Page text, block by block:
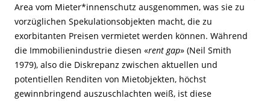
Area vom Mieter*innenschutz ausgenommen, was sie zu
vorzüglichen Spekulationsobjekten macht, die zu
exorbitanten Preisen vermietet werden können. Während
die Immobilienindustrie diesen «rent gap» (Neil Smith
1979), also die Diskrepanz zwischen aktuellen und
potentiellen Renditen von Mietobjekten, höchst
gewinnbringend auszuschlachten weiß, ist diese